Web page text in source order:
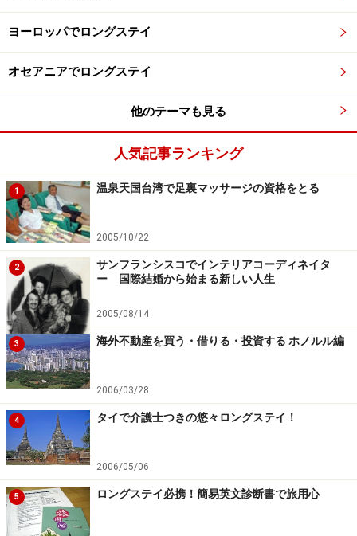
ヨーロッパでロングステイ
オセアニアでロングステイ
他のテーマも見る
人気記事ランキング
1 温泉天国台湾で足裏マッサージの資格をとる
2005/10/22
2
サンフランシスコでインテリアコーディネイタ
ー 国際結婚から始まる新しい人生
2005/08/14
3 海外不動産を買う・借りる・投資する ホノルル編
2006/03/28
4 タイで介護士つきの悠々ロングステイ！
2006/05/06
5 ロングステイ必携！簡易英文診断書で旅用心